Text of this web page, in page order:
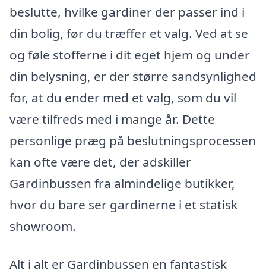
beslutte, hvilke gardiner der passer ind i
din bolig, før du træffer et valg. Ved at se
og føle stofferne i dit eget hjem og under
din belysning, er der større sandsynlighed
for, at du ender med et valg, som du vil
være tilfreds med i mange år. Dette
personlige præg på beslutningsprocessen
kan ofte være det, der adskiller
Gardinbussen fra almindelige butikker,
hvor du bare ser gardinerne i et statisk
showroom.
Alt i alt er Gardinbussen en fantastisk